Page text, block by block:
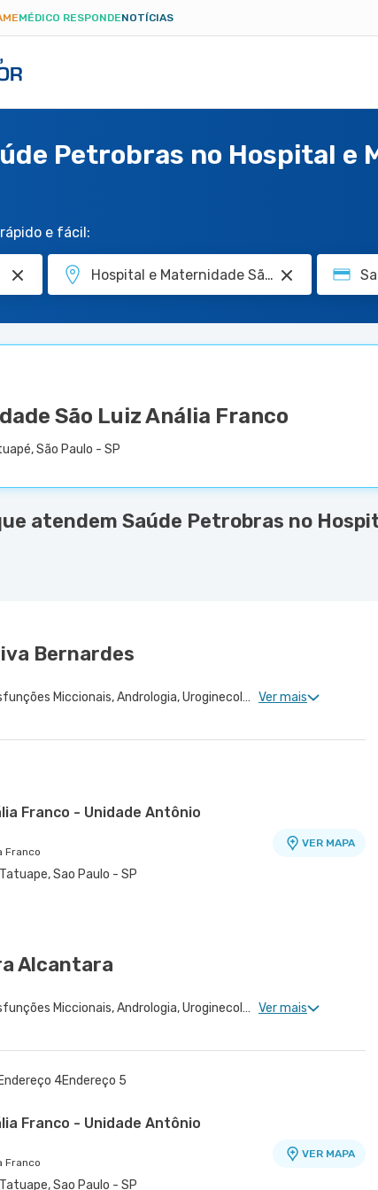
MÉDICO RESPONDENOTÍCIAS
Petrobras no Hospital e
e fácil:
São Luiz Anália Franco
São Paulo - SP
atendem Saúde Petrobras no
Bernardes
Urologia Clinica, Disfunções Miccionais, Andrologia, Uroginecologia, Infertilidade Masculina, Urologia Oncológica, Cirurgia Robótica Urológica, Urologia Pediátrica, Cirurgia Urológica Ver mais
Franco - Unidade Antônio
Franco
Sao Paulo - SP
VER MAPA
Alcantara
Urologia Clinica, Disfunções Miccionais, Andrologia, Uroginecologia, Infertilidade Masculina, Urologia Oncológica, Cirurgia Robótica Urológica, Cirurgia Robótica Geral, Urologia Pediátrica, Cirurgia Urológica Ver mais
Endereço 4Endereço 5
Franco - Unidade Antônio
Franco
Sao Paulo - SP
VER MAPA